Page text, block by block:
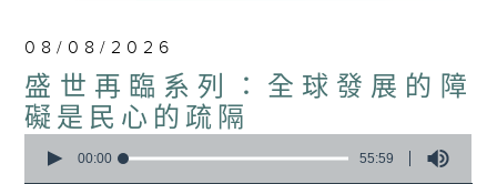
08/08/2026
盛世再臨系列：全球發展的障
礙是民心的疏隔
seconds
00:00 55:59